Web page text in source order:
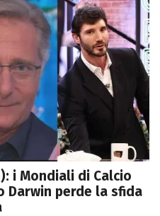
i Mondiali di Calcio
Darwin perde la sfida